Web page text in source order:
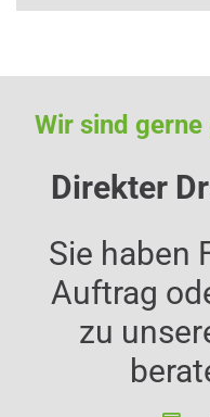
Wir sind
Direkter
Sie haben
Auftrag
zu